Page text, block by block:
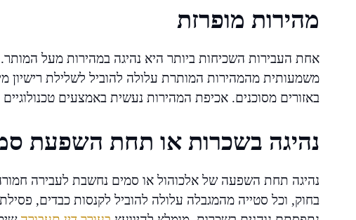
מהירות מופרזת
אחת העבירות השכיחות ביותר היא נהיגה במהירות מעל
משמעותית מהמהירות המותרת עלולה להוביל לשלילת רישיון
באזורים מסוכנים. אכיפת המהירות נעשית באמצעים
נהיגה בשכרות או תחת השפעת
נהיגה תחת השפעה של אלכוהול או סמים נחשבת לעבירה
בחוק, וכל סטייה מהמגבלה עלולה להוביל לקנסות כבדים,